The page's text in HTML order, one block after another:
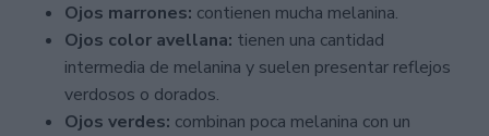
Ojos marrones: contienen mucha melanina.
Ojos color avellana: tienen una cantidad
intermedia de melanina y suelen presentar reflejos
verdosos o dorados.
Ojos verdes: combinan poca melanina con un